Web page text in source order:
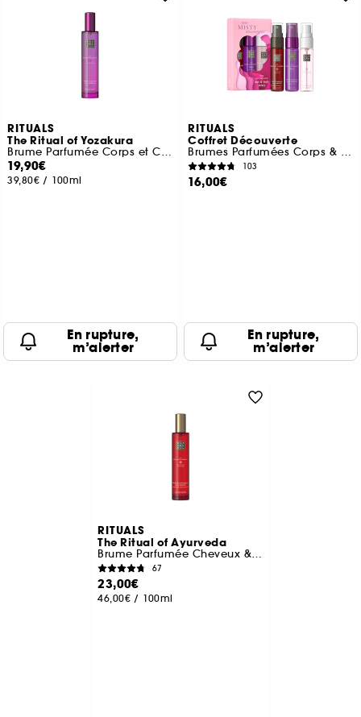
RITUALS
The Ritual of Yozakura
Brume Parfumée Corps et Cheveux
19,90€
39,80€ / 100ml
En rupture,
m’alerter
RITUALS
Coffret Découverte
Brumes Parfumées Corps & Cheveux
103
16,00€
En rupture,
m’alerter
RITUALS
The Ritual of Ayurveda
Brume Parfumée Cheveux & Corps
67
23,00€
46,00€ / 100ml